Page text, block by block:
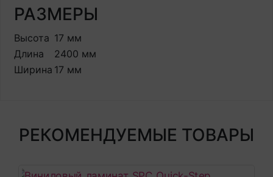
РАЗМЕРЫ
Высота 17 мм
Длина
2400 мм
Ширина 17 мм
РЕКОМЕНДУЕМЫЕ ТОВАРЫ